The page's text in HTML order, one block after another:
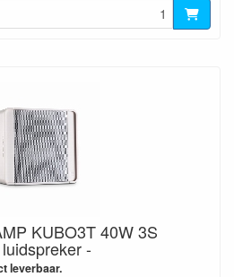
KUBO3T 40W 3S
-
leverbaar.